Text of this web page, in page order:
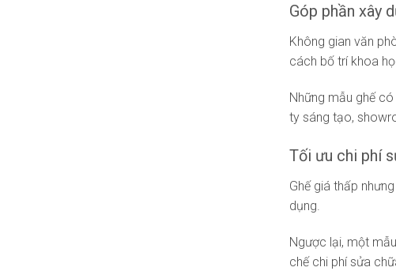
Góp phần xây
Không gian văn
cách bố trí khoa
Những mẫu ghế
ty sáng tạo,
Tối ưu chi phí
Ghế giá thấp
dụng.
Ngược lại, một
chế chi phí sửa